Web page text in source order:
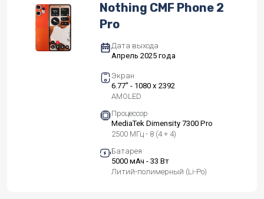
Nothing CMF Phone 2
Pro
Дата выхода
Апрель 2025 года
Экран
6.77" - 1080 x 2392
AMOLED
Процессор
MediaTek Dimensity 7300 Pro
2500 МГц - 8 (4 + 4)
Батарея
5000 мАч - 33 Вт
Литий-полимерный (Li-Po)